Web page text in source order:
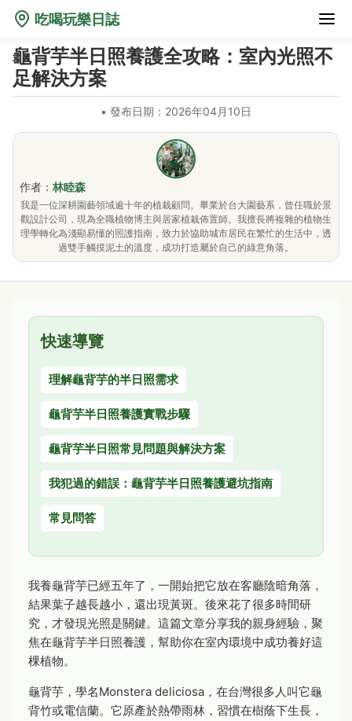
吃喝玩樂日誌
龜背芋半日照養護全攻略：室內光照不
足解決方案
• 發布日期：2026年04月10日
作者： 林睦森
我是一位深耕園藝領域逾十年的植栽顧問。畢業於台大園藝系，曾任職於景
觀設計公司，現為全職植物博主與居家植栽佈置師。我擅長將複雜的植物生
理學轉化為淺顯易懂的照護指南，致力於協助城市居民在繁忙的生活中，透
過雙手觸摸泥土的溫度，成功打造屬於自己的綠意角落。
快速導覽
理解龜背芋的半日照需求
龜背芋半日照養護實戰步驟
龜背芋半日照常見問題與解決方案
我犯過的錯誤：龜背芋半日照養護避坑指南
常見問答
我養龜背芋已經五年了，一開始把它放在客廳陰暗角落，
結果葉子越長越小，還出現黃斑。後來花了很多時間研
究，才發現光照是關鍵。這篇文章分享我的親身經驗，聚
焦在龜背芋半日照養護，幫助你在室內環境中成功養好這
棵植物。
龜背芋，學名Monstera deliciosa，在台灣很多人叫它龜
背竹或電信蘭。它原產於熱帶雨林，習慣在樹蔭下生長，